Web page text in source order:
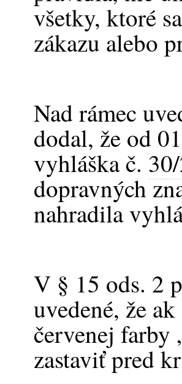
všetky, ktoré
zákazu alebo
Nad rámec
dodal, že od
vyhláška č.
dopravných
nahradila
V § 15 ods. 2
uvedené, že
červenej farby
zastaviť pred